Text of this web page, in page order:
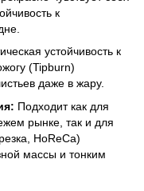
к
устойчивость к
(Tipburn)
даже в жару.
Подходит как для
рынке, так и для
HoReCa)
массы и тонким